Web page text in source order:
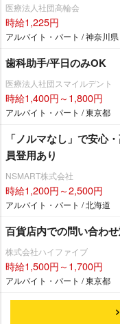
医療法人社団高輪会
時給1,225円
アルバイト・パート / 神奈川県
歯科助手/平日のみOK
医療法人社団スマイルデント
時給1,400円～1,800円
アルバイト・パート / 東京都
「ノルマなし」で安心
員登用あり
NSMART株式会社
時給1,200円～2,500円
アルバイト・パート / 北海道
百貨店内での問い合わ
株式会社ハイファイブ
時給1,500円～1,700円
アルバイト・パート / 東京都